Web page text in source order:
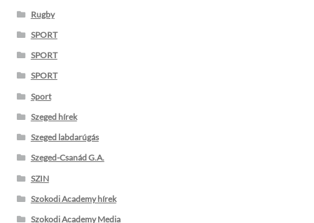
Rugby
SPORT
SPORT
SPORT
Sport
Szeged hírek
Szeged labdarúgás
Szeged-Csanád G.A.
SZIN
Szokodi Academy hírek
Szokodi Academy Media